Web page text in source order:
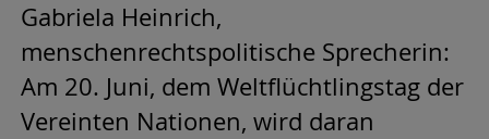
Gabriela Heinrich,
menschenrechtspolitische Sprecherin:
Am 20. Juni, dem Weltflüchtlingstag der
Vereinten Nationen, wird daran